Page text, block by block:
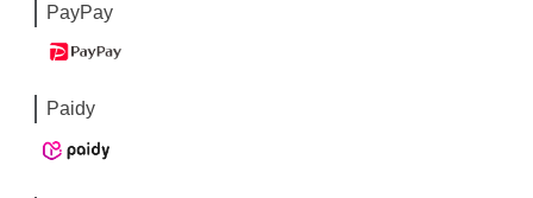
PayPay
Paidy